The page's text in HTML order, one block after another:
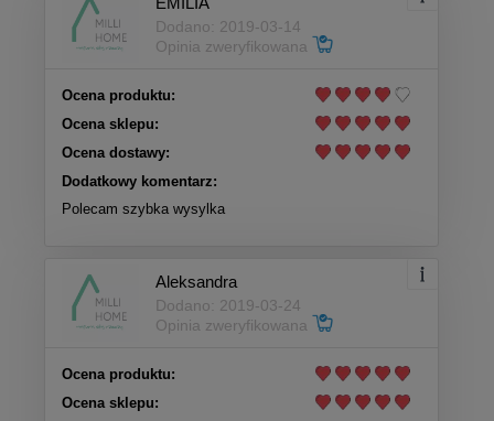
Dodano: 2019-03-14
Opinia zweryfikowana
Ocena produktu:
Ocena sklepu:
Ocena dostawy:
Dodatkowy komentarz:
Polecam szybka wysylka
Aleksandra
Dodano: 2019-03-24
Opinia zweryfikowana
Ocena produktu:
Ocena sklepu: